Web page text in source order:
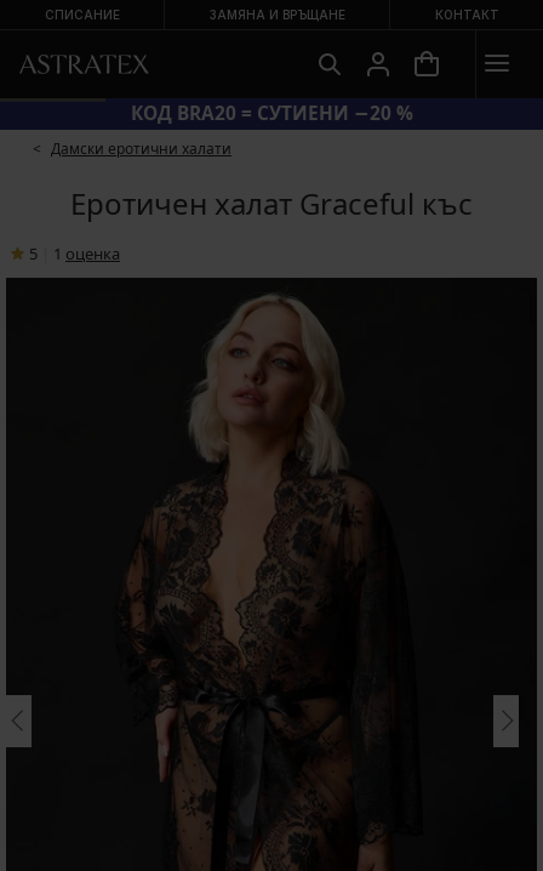
СПИСАНИЕ ЗАМЯНА И ВРЪЩАНЕ КОНТАКТ
КОД BRA20 = СУТИЕНИ −20 %
Дамски еротични халати
Еротичен халат Graceful къс
5 1 oценка